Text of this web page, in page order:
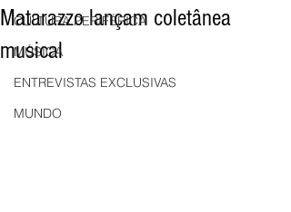
CULTURA PERIFÉRICA
MÚSICA
ENTREVISTAS EXCLUSIVAS
MUNDO
Matarazzo lançam coletânea
musical